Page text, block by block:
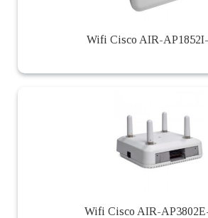
Wifi Cisco AIR-
Wifi Cisco AIR-